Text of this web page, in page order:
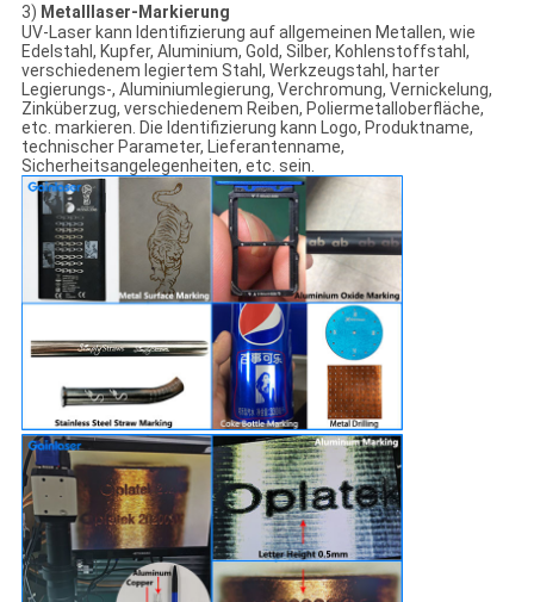
3) Metalllaser-Markierung
UV-Laser kann Identifizierung auf allgemeinen Metallen, wie
Edelstahl, Kupfer, Aluminium, Gold, Silber, Kohlenstoffstahl,
verschiedenem legiertem Stahl, Werkzeugstahl, harter
Legierungs-, Aluminiumlegierung, Verchromung, Vernickelung,
Zinküberzug, verschiedenem Reiben, Poliermetalloberfläche,
etc. markieren. Die Identifizierung kann Logo, Produktname,
technischer Parameter, Lieferantenname,
Sicherheitsangelegenheiten, etc. sein.